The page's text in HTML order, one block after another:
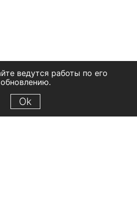
ведутся работы по его
обновлению.
Ok